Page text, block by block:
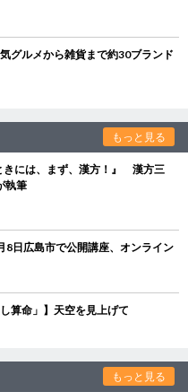
グルメから雑貨まで約30ブランド
もっと見る
きには、まず、漢方！』 漢方三
執筆
日広島市で公開講座、オンライン
算命」】天空を見上げて
もっと見る